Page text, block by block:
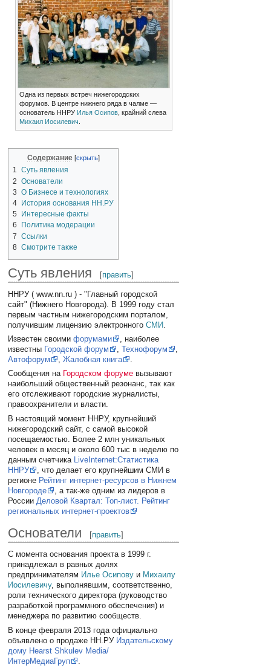
Одна из первых встреч нижегородских
форумов. В центре нижнего ряда в чалме —
основатель ННРУ Илья Осипов, крайний слева
Михаил Иосилевич
Содержание
1
Суть явления
2
Основатели
3
О Бизнесе и технологиях
4
История основания НН.РУ
5
Интересные факты
6
Политика модерации
7
Ссылки
8 Смотрите также
Суть явления [править]
ННРУ ( www.nn.ru ) - "Главный городской
сайт" (Нижнего Новгорода). В 1999 году стал
первым частным нижегородским порталом,
получившим лицензию электронногоСМИ
Известен своимифорумами
, наиболее
известны Городской форум ,Технофорум
,
Автофорум
,Жалобная книга
.
Сообщения на Городском форуме вызывают
наибольший общественный резонанс, так как
его отслеживают городские журналисты,
правоохранители и власти.
В настоящий момент ННРУ, крупнейший
нижегородский сайт, с самой высокой
посещаемостью. Более 2 млн уникальных
человек в месяц и около 600 тыс в неделю по
данным счетчика
LiveInternet:Статистика
ННРУ
, что делает его крупнейшим СМИ в
регионе Рейтинг интернет-ресурсов в Нижнем
Новгороде
, а так-же одним из лидеров в
России Деловой Квартал: Топ-лист. Рейтинг
региональных интернет-проектов
Основатели [править]
С момента основания проекта в 1999 г.
принадлежал в равных долях
предпринимателям Илье Осипову и Михаилу
Иосилевичу, выполнявшим, соответственно,
роли технического директора (руководство
разработкой программного обеспечения) и
менеджера по развитию сообществ.
В конце февраля 2013 года официально
объявлено о продаже НН.РУ Издательскому
дому Hearst Shkulev Media/
ИнтерМедиаГруп